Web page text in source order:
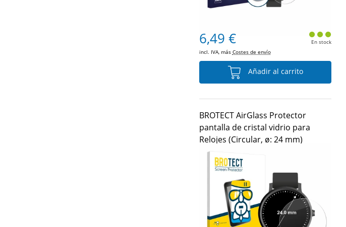
6,49 €
incl. IVA, más Costes de envío
En stock
Añadir al carrito
BROTECT AirGlass Protector
pantalla de cristal vidrio para
Relojes (Circular, ø: 24 mm)